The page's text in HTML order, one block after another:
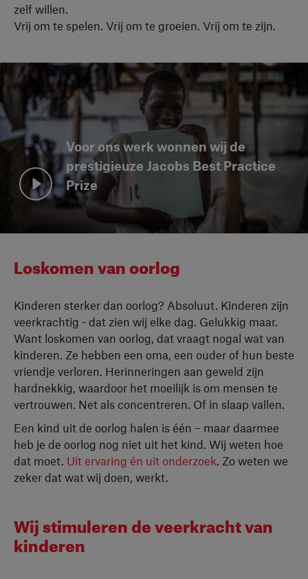
zelf willen.
Vrij om te spelen. Vrij om te groeien. Vrij om te zijn.
Bekijk video
Voor ons werk wonnen wij de
prestigieuze Jacobs Best Practice
Prize
Loskomen van oorlog
Kinderen sterker dan oorlog? Absoluut. Kinderen zijn
veerkrachtig - dat zien wij elke dag. Gelukkig maar.
Want loskomen van oorlog, dat vraagt nogal wat van
kinderen. Ze hebben een oma, een ouder of hun beste
vriendje verloren. Herinneringen aan geweld zijn
hardnekkig, waardoor het moeilijk is om mensen te
vertrouwen. Net als concentreren. Of in slaap vallen.
Een kind uit de oorlog halen is één – maar daarmee
heb je de oorlog nog niet uit het kind. Wij weten hoe
dat moet. Uit ervaring én uit onderzoek. Zo weten we
zeker dat wat wij doen, werkt.
Wij stimuleren de veerkracht van
kinderen